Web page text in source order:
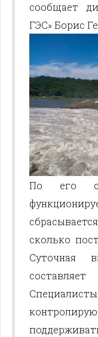
сообщает
ГЭС» Борис
По его
сколько
Суточная